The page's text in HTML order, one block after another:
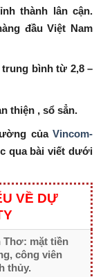
thành lân cận.
đầu Việt Nam
trung bình từ 2,8 –
thiện , sổ sẳn.
củaVincom-
qua bài viết dưới
VỀ DỰ
Thơ: mặt tiền
công viên
thủy.